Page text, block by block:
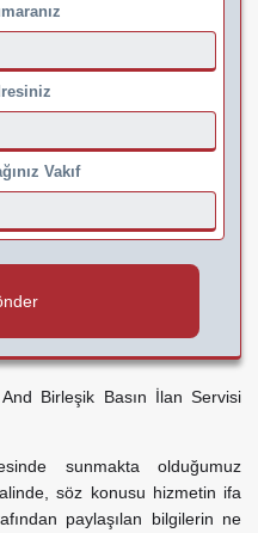
Vakıf
Birleşik Basın İlan Servisi
sunmakta olduğumuz
söz konusu hizmetin ifa
paylaşılan bilgilerin ne